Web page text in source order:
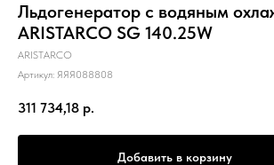
Льдогенератор с водяным
ARISTARCO SG 140.25W
ARISTARCO
Артикул: ЯЯЯ088808
311 734,18 р.
Добавить в корзину